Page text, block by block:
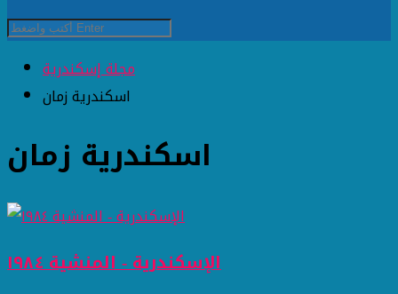
مجلة إسكندرية
اسكندرية زمان
اسكندرية زمان
الإسكندرية - المنشية ١٩٨٤